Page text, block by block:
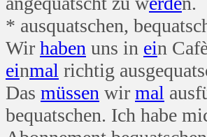
* ausquatschen,
Wir haben uns in ein
einmal richtig
Das müssen wir mal
bequatschen. Ich habe